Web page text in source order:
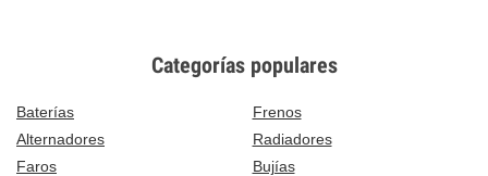
Categorías populares
Baterías
Frenos
Alternadores
Radiadores
Faros
Bujías